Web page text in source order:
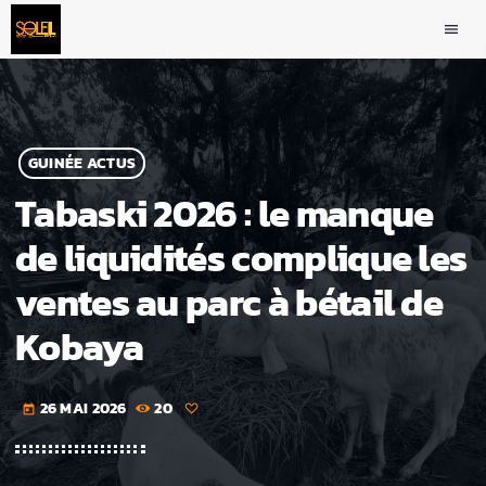
menu
GUINÉE ACTUS
Tabaski 2026 : le manque
de liquidités complique les
ventes au parc à bétail de
Kobaya
today 26 MAI 2026 20